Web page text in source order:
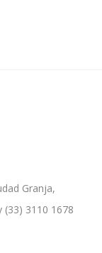
Granja,
(33) 3110 1678